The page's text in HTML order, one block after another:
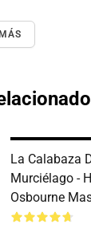
La Calabaza
Murciélago -
Osbourne